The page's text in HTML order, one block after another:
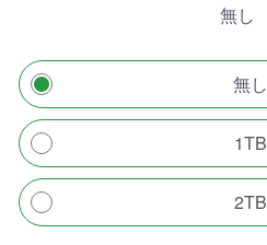
無し
無し
1TB
2TB